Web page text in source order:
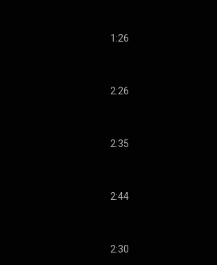
1:26
2:26
2:35
2:44
2:30